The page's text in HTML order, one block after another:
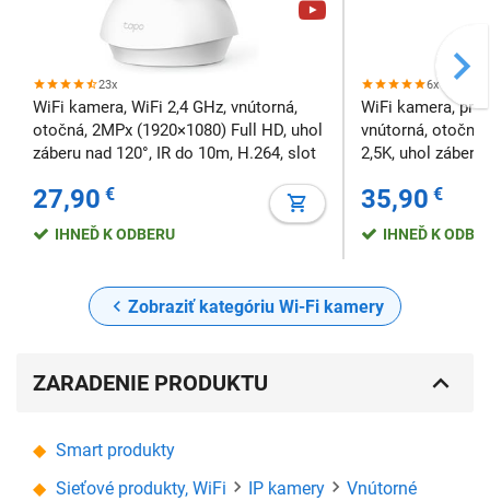
23x
WiFi kamera, WiFi 2,4 GHz, vnútorná,
otočná, 2MPx (1920×1080) Full HD, uhol
záberu nad 120°, IR do 10m, H.264, slot
SD, napájanie AC adaptérom
27,90 €
IHNEĎ K ODBERU
6x
WiFi kamera,
vnútorná,
2,5K, uhol záberu
512 GB micro
adaptérom
35,90 €
IHNEĎ K
Zobraziť kategóriu Wi-Fi kamery
ZARADENIE PRODUKTU
Smart produkty
Sieťové produkty, WiFi
IP kamery
Vnútorné